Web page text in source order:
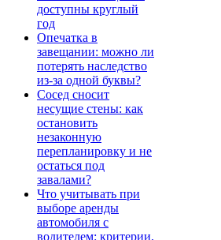
доступны круглый
год
Опечатка в
завещании: можно ли
потерять наследство
из-за одной буквы?
Сосед сносит
несущие стены: как
остановить
незаконную
перепланировку и не
остаться под
завалами?
Что учитывать при
выборе аренды
автомобиля с
водителем: критерии,